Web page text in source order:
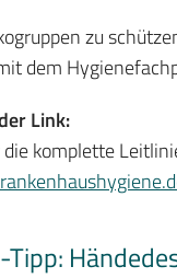
zu
dem
Link:
komplette
Tipp: